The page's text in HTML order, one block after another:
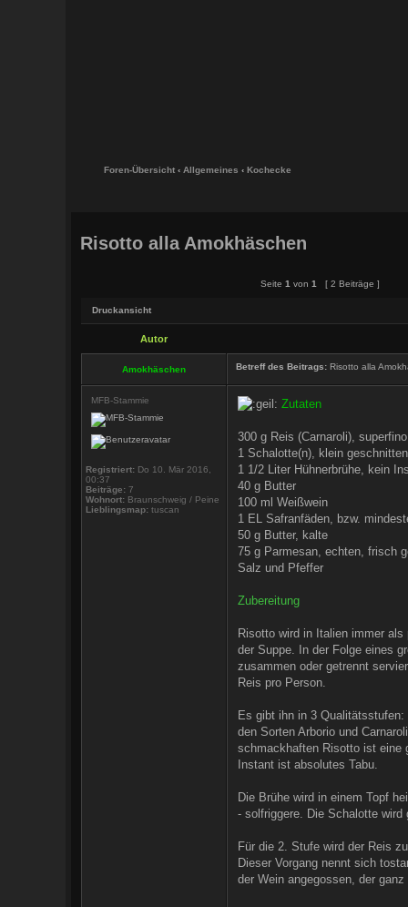
Foren-Übersicht ‹ Allgemeines ‹ Kochecke
Risotto alla Amokhäschen
Seite 1 von 1 [ 2 Beiträge ]
Druckansicht
Autor
Amokhäschen Betreff des Beitrags: Risotto alla
MFB-Stammie
Registriert: Do 10. Mär 2016,
00:37
Beiträge: 7
Wohnort: Braunschweig / Peine
Lieblingsmap: tuscan
Zutaten
300 g Reis (Carnaroli), superfino
1 Schalotte(n), klein geschnitten
1 1/2 Liter Hühnerbrühe, kein
40 g Butter
100 ml Weißwein
1 EL Safranfäden, bzw.
50 g Butter, kalte
75 g Parmesan, echten, frisch
Salz und Pfeffer
Zubereitung
Risotto wird in Italien immer
der Suppe. In der Folge eines
zusammen oder getrennt
Reis pro Person.
Es gibt ihn in 3
den Sorten Arborio und
schmackhaften Risotto ist eine
Instant ist absolutes Tabu.
Die Brühe wird in einem Topf
- solfriggere. Die Schalotte
Für die 2. Stufe wird der Reis
Dieser Vorgang nennt sich
der Wein angegossen, der